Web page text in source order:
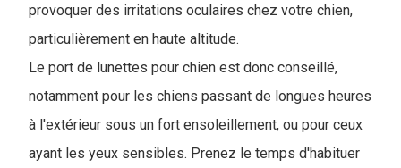
provoquer des irritations oculaires chez votre chien,
particulièrement en haute altitude.
Le port de lunettes pour chien est donc conseillé,
notamment pour les chiens passant de longues heures
à l'extérieur sous un fort ensoleillement, ou pour ceux
ayant les yeux sensibles. Prenez le temps d'habituer